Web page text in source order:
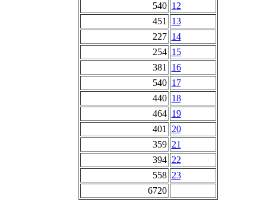
540 12
451
13
227 14
254 15
381
16
540 17
440 18
464 19
401
20
359 21
394 22
558 23
6720